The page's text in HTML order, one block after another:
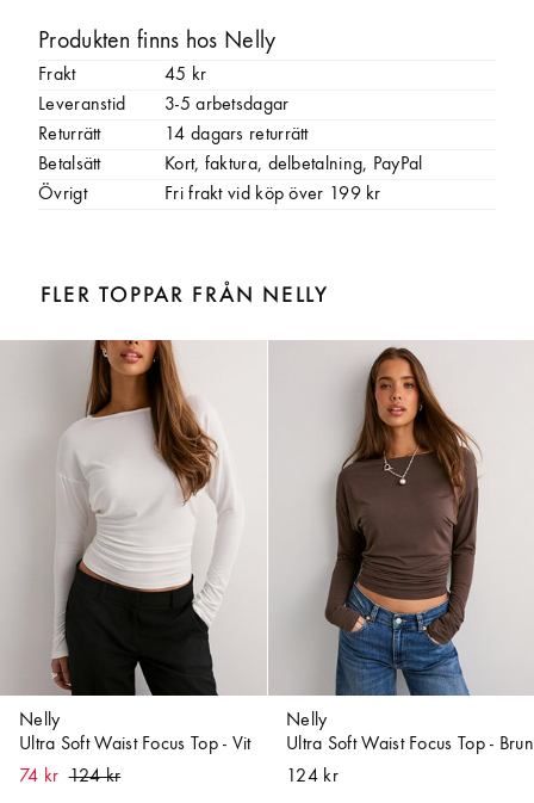
Produkten finns hos Nelly
Frakt
45 kr
Leveranstid
3-5 arbetsdagar
Returrätt
14 dagars returrätt
Betalsätt
Kort, faktura, delbetalning, PayPal
Övrigt
Fri frakt vid köp över 199 kr
FLER TOPPAR FRÅN NELLY
Nelly
Ultra Soft Waist Focus Top - Vit
74 kr
Nelly
Ultra Soft Waist Focus Top - Brun
124 kr